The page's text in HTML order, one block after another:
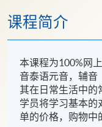
课程简介
本课程为100%网
音泰语元音，辅音
其在日常生活中的
学员将学习基本的
单的价格，购物中